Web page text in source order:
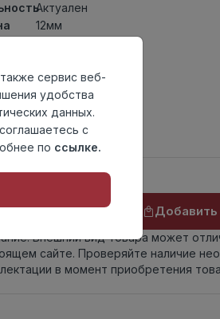
Актуален
12мм
пол
до +27 градусов
4V
Twin Click
Добавить
Внешний вид товара может
сайте. Проверяйте наличие
в момент приобретения
сервис веб-
удобства
данных.
с
по ссылке.